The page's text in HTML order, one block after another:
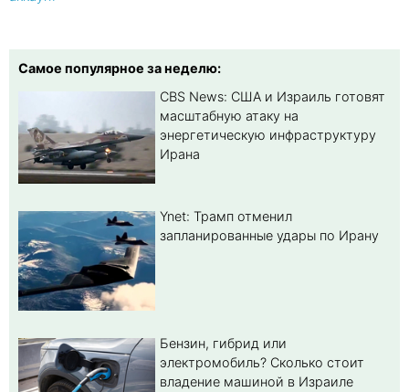
Самое популярное за неделю:
CBS News: США и Израиль готовят
масштабную атаку на
энергетическую инфраструктуру
Ирана
Ynet: Трамп отменил
запланированные удары по Ирану
Бензин, гибрид или
электромобиль? Cколько стоит
владение машиной в Израиле